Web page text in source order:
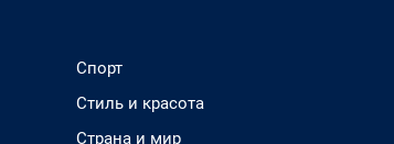
Спорт
Стиль и красота
Страна и мир